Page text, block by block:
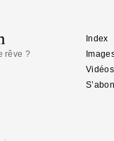
rêve ?
Index
Vidéos